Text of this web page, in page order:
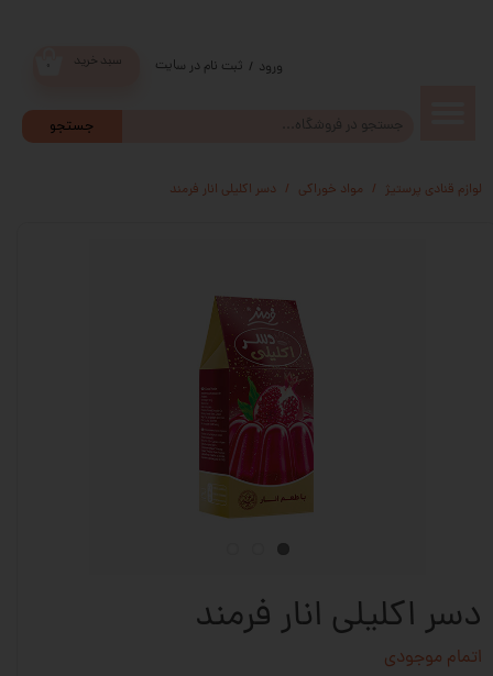
جستجو
سبد خرید ورود / ثبت نام در سایت
سفارشات
خروج از
حساب
کاربری
لوازم قنادی پرستیژ مواد خوراکی دسر اکلیلی انار فرمند
دسر اکلیلی انار فرمند
اتمام موجودی